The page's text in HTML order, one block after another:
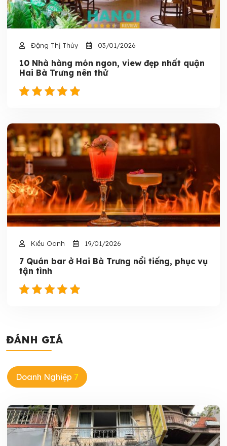
Đặng Thị Thủy 03/01/2026
10 Nhà hàng món ngon, view đẹp nhất quận
Hai Bà Trưng nên thử
Kiều Oanh 19/01/2026
7 Quán bar ở Hai Bà Trưng nổi tiếng, phục vụ
tận tình
ĐÁNH GIÁ
Doanh Nghiệp 7